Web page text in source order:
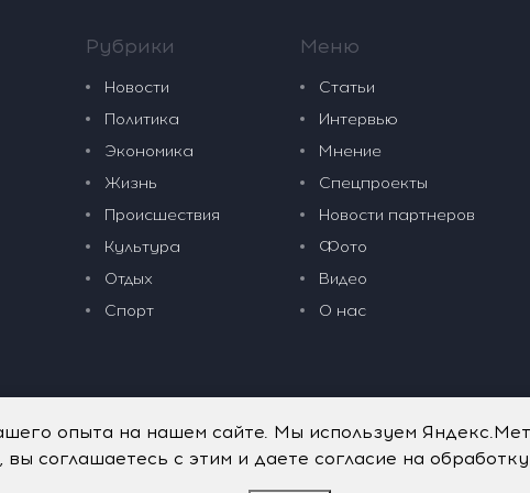
Рубрики
Новости
Политика
Экономика
Жизнь
Происшествия
Культура
Отдых
Спорт
Меню
Статьи
Интервью
Мнение
Спецпроекты
Новости партнеров
Фото
Видео
О нас
опыта на нашем сайте. Мы используем
вы соглашаетесь с этим и даете согласие на